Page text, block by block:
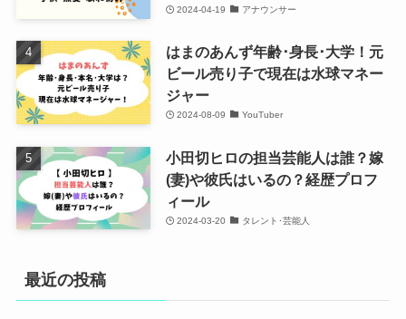
2024-04-19 アナウンサー
はまのあんず年齢･身長･大学！元
ビール売り子で現在は水球マネー
ジャー
2024-08-09 YouTuber
小田切ヒロの担当芸能人は誰？嫁
(妻)や彼氏はいるの？経歴プロフ
ィール
2024-03-20 タレント･芸能人
最近の投稿